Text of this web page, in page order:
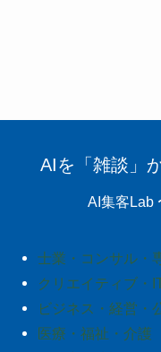
AIを「雑談」
AI集客Lab
士業・コンサル・
クリエイティブ・
ビジネス・経営・
医療・福祉・介護